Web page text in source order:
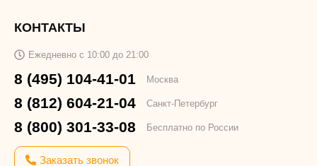
КОНТАКТЫ
Ежедневно с 10:00 до 21:00
8 (495) 104-41-01 Москва
8 (812) 604-21-04 Санкт-Петербург
8 (800) 301-33-08 Бесплатно по России
Заказать звонок